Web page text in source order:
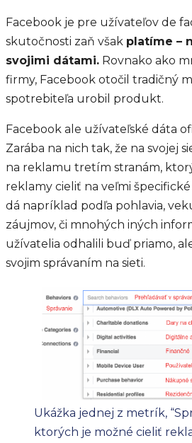
Facebook je pre užívateľov de
skutočnosti zaň však platíme –
svojimi dátami. Rovnako ako
firmy, Facebook otočil tradičný
spotrebiteľa urobil produkt.
Facebook ale užívateľské dáta
Zarába na nich tak, že na svojej
na reklamu tretím stranám,
reklamy cieliť na veľmi
dá napríklad podľa pohlavia,
záujmov, či mnohých iných
užívatelia odhalili buď priamo,
svojim správaním na sieti.
Ukážka jednej z metrík,
ktorých je možné cieliť